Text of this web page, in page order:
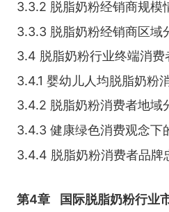
3.3.2 脱脂奶粉经销商规模
3.3.3 脱脂奶粉经销商区域
3.4 脱脂奶粉行业终端消费
3.4.1 婴幼儿人均脱脂奶粉
3.4.2 脱脂奶粉消费者地域
3.4.3 健康绿色消费观念下
3.4.4 脱脂奶粉消费者品牌
第4章 国际脱脂奶粉行业